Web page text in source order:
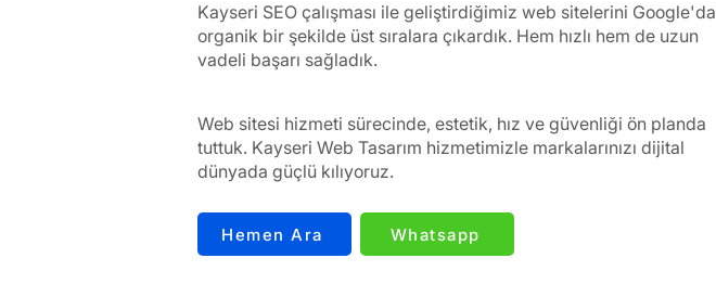
Kayseri SEO çalışması ile geliştirdiğimiz web sitelerini Google'da
organik bir şekilde üst sıralara çıkardık. Hem hızlı hem de uzun
vadeli başarı sağladık.
Web sitesi hizmeti sürecinde, estetik, hız ve güvenliği ön planda
tuttuk. Kayseri Web Tasarım hizmetimizle markalarınızı dijital
dünyada güçlü kılıyoruz.
Hemen Ara Whatsapp